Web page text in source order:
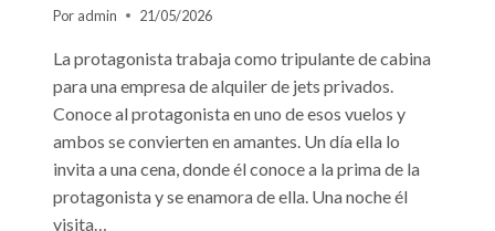
Por admin 21/05/2026
La protagonista trabaja como tripulante de cabina
para una empresa de alquiler de jets privados.
Conoce al protagonista en uno de esos vuelos y
ambos se convierten en amantes. Un día ella lo
invita a una cena, donde él conoce a la prima de la
protagonista y se enamora de ella. Una noche él
visita…